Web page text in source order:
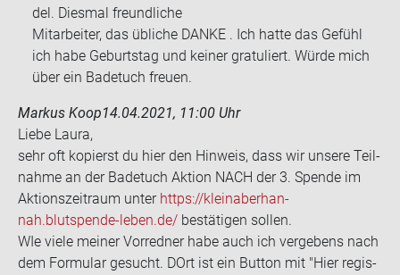
del. Dies­mal freund­li­che
Mit­ar­bei­ter, das üb­li­che DANKE . Ich hatte das Ge­fühl
ich habe Ge­burts­tag und kei­ner gra­tu­liert. Würde mich
über ein Ba­de­tuch freu­en.
Markus Koop14.04.2021, 11:00 Uhr
Liebe Laura,
sehr oft ko­pierst du hier den Hin­weis, dass wir un­se­re Teil­
nah­me an der Ba­de­tuch Ak­ti­on NACH der 3. Spen­de im
Ak­ti­ons­zeit­raum unter https://kleinaber­han­
nah.blutspende-​leben.de/ be­stä­ti­gen sol­len.
WIe viele mei­ner Vor­red­ner habe auch ich ver­ge­bens nach
dem For­mu­lar ge­sucht. DOrt ist ein But­ton mit "Hier re­gis­